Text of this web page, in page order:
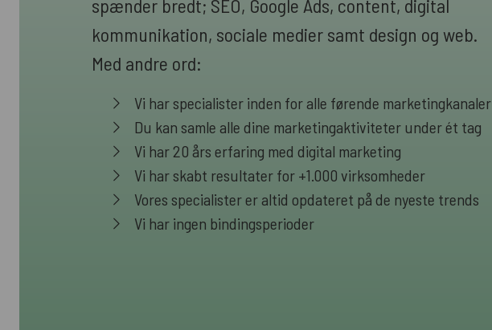
spænder bredt; SEO, Google Ads, content, digital
kommunikation, sociale medier samt design og web.
Med andre ord:
Vi har specialister inden for alle førende marketingkanaler
Du kan samle alle dine marketingaktiviteter under ét tag
Vi har 20 års erfaring med digital marketing
Vi har skabt resultater for +1.000 virksomheder
Vores specialister er altid opdateret på de nyeste trends
Vi har ingen bindingsperioder